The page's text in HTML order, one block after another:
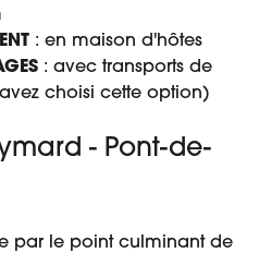
: en maison d'hôtes
: avec transports de
choisi cette option)
- Pont-de-
par le point culminant de